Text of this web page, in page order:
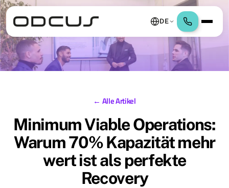
DE
← Alle Artikel
Minimum Viable Operations:
Warum 70% Kapazität mehr
wert ist als perfekte
Recovery